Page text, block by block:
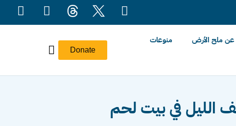
Donate
عن ملح الأرض
منوعات
الليل في بيت لحم